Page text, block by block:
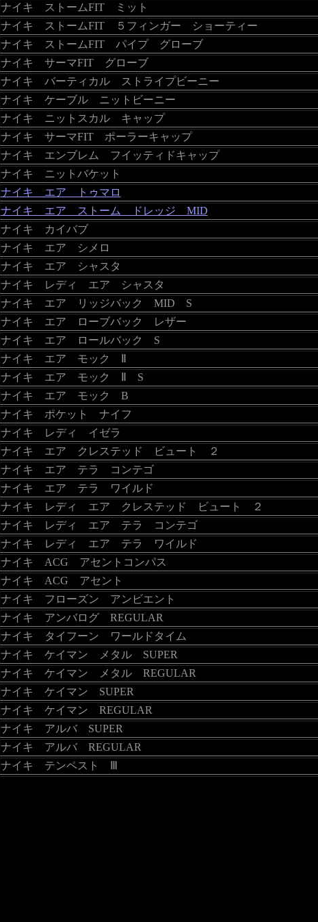
ナイキ ストームFIT ミット
ナイキ ストームFIT ５フィンガー ショーティー
ナイキ ストームFIT パイプ グローブ
ナイキ サーマFIT グローブ
ナイキ バーティカル ストライプビーニー
ナイキ ケーブル ニットビーニー
ナイキ ニットスカル キャップ
ナイキ サーマFIT ポーラーキャップ
ナイキ エンブレム フイッティドキャップ
ナイキ ニットバケット
ナイキ エア トゥマロ
ナイキ エア ストーム ドレッジ MID
ナイキ カイバブ
ナイキ エア シメロ
ナイキ エア シャスタ
ナイキ レディ エア シャスタ
ナイキ エア リッジバック MID S
ナイキ エア ローブバック レザー
ナイキ エア ロールバック S
ナイキ エア モック Ⅱ
ナイキ エア モック Ⅱ S
ナイキ エア モック B
ナイキ ポケット ナイフ
ナイキ レディ イゼラ
ナイキ エア クレステッド ビュート ２
ナイキ エア テラ コンテゴ
ナイキ エア テラ ワイルド
ナイキ レディ エア クレステッド ビュート ２
ナイキ レディ エア テラ コンテゴ
ナイキ レディ エア テラ ワイルド
ナイキ ACG アセントコンパス
ナイキ ACG アセント
ナイキ フローズン アンビエント
ナイキ アンバログ REGULAR
ナイキ タイフーン ワールドタイム
ナイキ ケイマン メタル SUPER
ナイキ ケイマン メタル REGULAR
ナイキ ケイマン SUPER
ナイキ ケイマン REGULAR
ナイキ アルバ SUPER
ナイキ アルバ REGULAR
ナイキ テンペスト Ⅲ